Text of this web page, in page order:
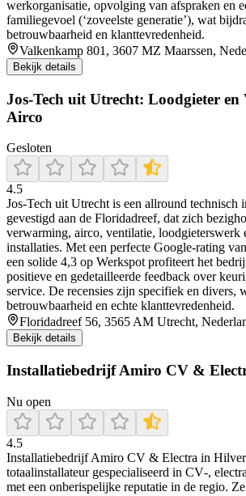
werkorganisatie, opvolging van afspraken en
familiegevoel (‘zoveelste generatie’), wat
betrouwbaarheid en klanttevredenheid.
Valkenkamp 801, 3607 MZ Maarssen,
Bekijk details
Jos-Tech uit Utrecht: Loodgieter
Airco
Gesloten
4.5
Jos‑Tech uit Utrecht is een allround technisch
gevestigd aan de Floridadreef, dat zich
verwarming, airco, ventilatie, loodgieterswerk
installaties. Met een perfecte Google‑rating
een solide 4,3 op Werkspot profiteert het
positieve en gedetailleerde feedback over
service. De recensies zijn specifiek en divers,
betrouwbaarheid en echte klanttevredenheid.
Floridadreef 56, 3565 AM Utrecht,
Bekijk details
Installatiebedrijf Amiro CV &
Nu open
4.5
Installatiebedrijf Amiro CV & Electra in
totaalinstallateur gespecialiseerd in CV‑,
met een onberispelijke reputatie in de regio.